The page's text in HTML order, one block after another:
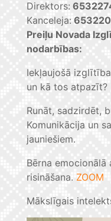
Direktors:
Kanceleja:
Preiļu Novada
nodarbības:
Iekļaujošā
un kā tos atpazīt?
Runāt, sadzirdēt,
Komunikācija un
jauniešiem.
Bērna
risināšana. ZOOM
Mākslīgais